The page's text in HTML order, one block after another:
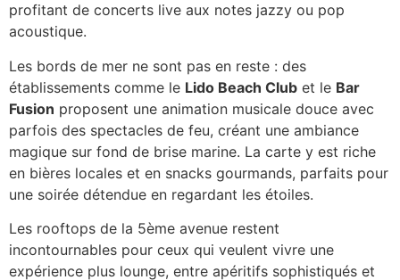
profitant de concerts live aux notes jazzy ou pop
acoustique.
Les bords de mer ne sont pas en reste : des
établissements comme le Lido Beach Club et le Bar
Fusion proposent une anima­tion musicale douce avec
parfois des spectacles de feu, créant une ambiance
magique sur fond de brise marine. La carte y est riche
en bières locales et en snacks gourmands, parfaits pour
une soirée détendue en regardant les étoiles.
Les rooftops de la 5ème avenue restent
incontournables pour ceux qui veulent vivre une
expérience plus lounge, entre apéritifs sophistiqués et